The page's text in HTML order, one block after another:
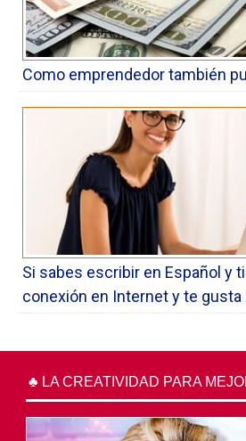
Como emprendedor también
Si sabes escribir en Español y
conexión en Internet y te
♣ LA CREATIVIDAD PARA